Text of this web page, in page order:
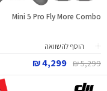
Mini 5 Pro Fly More Combo
הוסף להשוואה
5,299 ₪
4,299 ₪